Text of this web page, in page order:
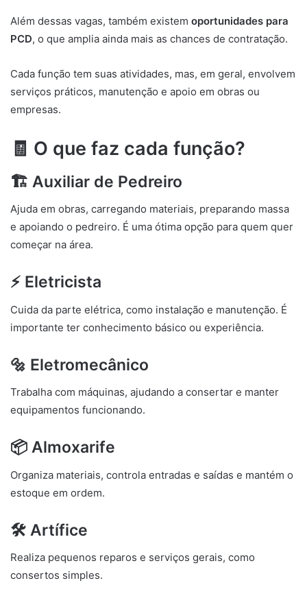
Além dessas vagas, também existem oportunidades para
PCD, o que amplia ainda mais as chances de contratação.
Cada função tem suas atividades, mas, em geral, envolvem
serviços práticos, manutenção e apoio em obras ou
empresas.
🧾 O que faz cada função?
🏗️ Auxiliar de Pedreiro
Ajuda em obras, carregando materiais, preparando massa
e apoiando o pedreiro. É uma ótima opção para quem quer
começar na área.
⚡ Eletricista
Cuida da parte elétrica, como instalação e manutenção. É
importante ter conhecimento básico ou experiência.
🔩 Eletromecânico
Trabalha com máquinas, ajudando a consertar e manter
equipamentos funcionando.
📦 Almoxarife
Organiza materiais, controla entradas e saídas e mantém o
estoque em ordem.
🛠️ Artífice
Realiza pequenos reparos e serviços gerais, como
consertos simples.